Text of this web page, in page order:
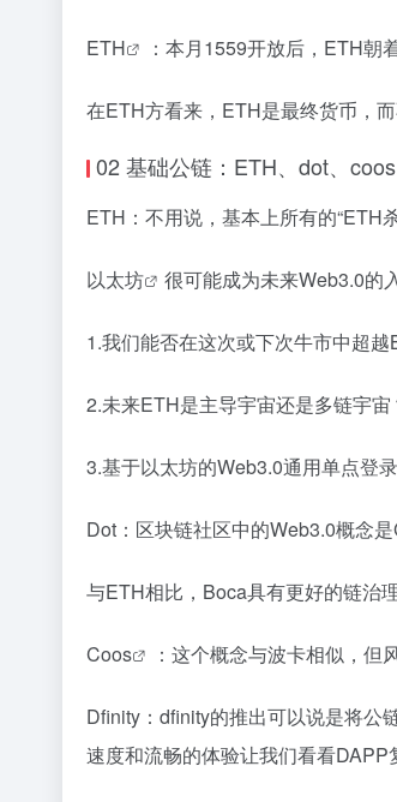
ETH ：本月1559开放后，ETH
在ETH方看来，ETH是最终货币，
02 基础公链：ETH、dot、
ETH：不用说，基本上所有的
以太坊 很可能成为未来Web3.0的
1.我们能否在这次或下次牛市中超越
2.未来ETH是主导宇宙还是多链宇宙
3.基于以太坊的Web3.0通用单点登
Dot：区块链社区中的Web3.0概念
与ETH相比，Boca具有更好的链治
Coos ：这个概念与波卡相似，
Dfinity：dfinity的推出可以说是将公
速度和流畅的体验让我们看看DAPP